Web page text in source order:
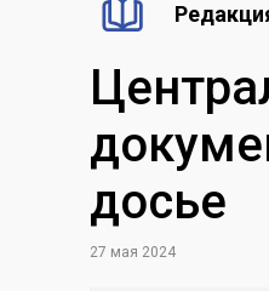
досье
27 мая 2024